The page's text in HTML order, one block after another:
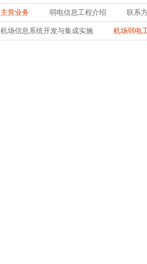
主营业务 弱电信息工程介绍 联系
机场信息系统开发与集成实施 机场弱电